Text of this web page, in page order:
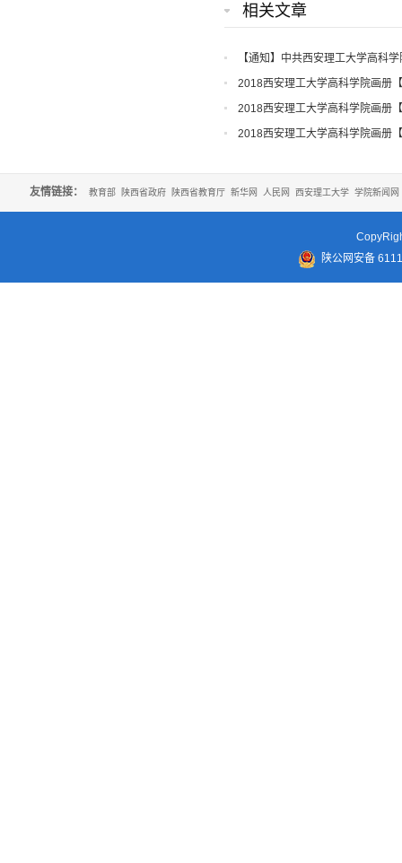
相关文章
【通知】中共西安理工大学高科
知
2018西安理工大学高科学院画册
2018西安理工大学高科学院画册
2018西安理工大学高科学院画册
友情链接： 教育部 陕西省政府 陕西省教育厅 新华网 人民网 西安理工大学 学院新闻网
陕公网安备